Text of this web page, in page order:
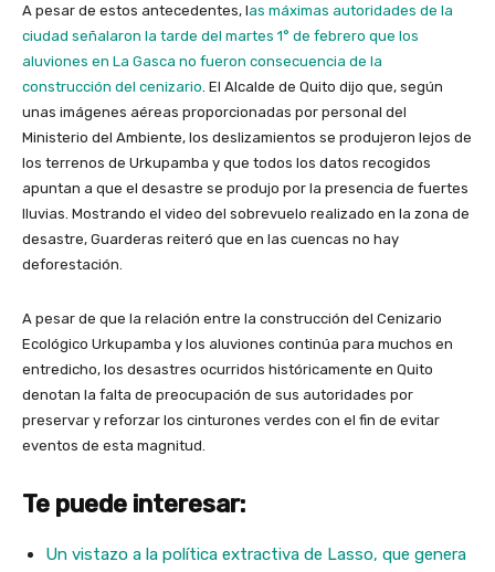
A pesar de estos antecedentes, las máximas autoridades de la
ciudad señalaron la tarde del martes 1° de febrero que los
aluviones en La Gasca no fueron consecuencia de la
construcción del cenizario . El Alcalde de Quito dijo que, según
unas imágenes aéreas proporcionadas por personal del
Ministerio del Ambiente, los deslizamientos se produjeron lejos de
los terrenos de Urkupamba y que todos los datos recogidos
apuntan a que el desastre se produjo por la presencia de fuertes
lluvias. Mostrando el video del sobrevuelo realizado en la zona de
desastre, Guarderas reiteró que en las cuencas no hay
deforestación.
A pesar de que la relación entre la construcción del Cenizario
Ecológico Urkupamba y los aluviones continúa para muchos en
entredicho, los desastres ocurridos históricamente en Quito
denotan la falta de preocupación de sus autoridades por
preservar y reforzar los cinturones verdes con el fin de evitar
eventos de esta magnitud.
Te puede interesar:
Un vistazo a la política extractiva de Lasso, que genera